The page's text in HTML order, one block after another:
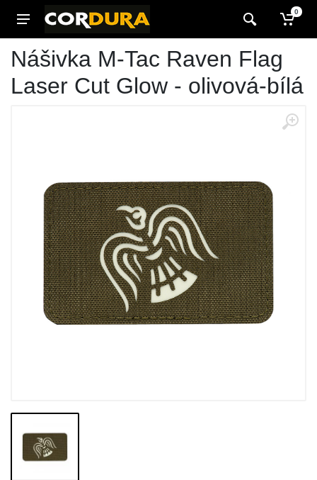
0
Nášivka M-Tac Raven Flag
Laser Cut Glow - olivová-bílá